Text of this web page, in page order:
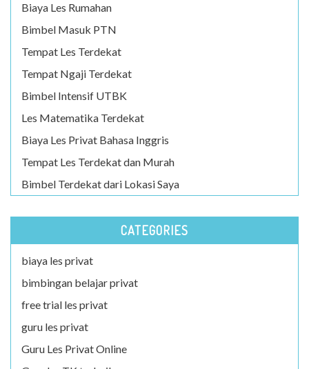
Biaya Les Rumahan
Bimbel Masuk PTN
Tempat Les Terdekat
Tempat Ngaji Terdekat
Bimbel Intensif UTBK
Les Matematika Terdekat
Biaya Les Privat Bahasa Inggris
Tempat Les Terdekat dan Murah
Bimbel Terdekat dari Lokasi Saya
CATEGORIES
biaya les privat
bimbingan belajar privat
free trial les privat
guru les privat
Guru Les Privat Online